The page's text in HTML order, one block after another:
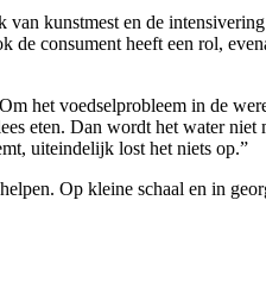
kunstmest en de
consument heeft een rol,
het voedselprobleem in de
eten. Dan wordt het water niet
uiteindelijk lost het niets op.”
Op kleine schaal en in